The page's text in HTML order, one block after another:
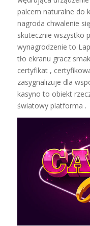
palcem naturalne do
nagroda chwalenie
skutecznie wszystko
wynagrodzenie to
tło ekranu gracz
certyfikat ,
zasygnalizuje dla
kasyno to obiekt
światowy platforma .